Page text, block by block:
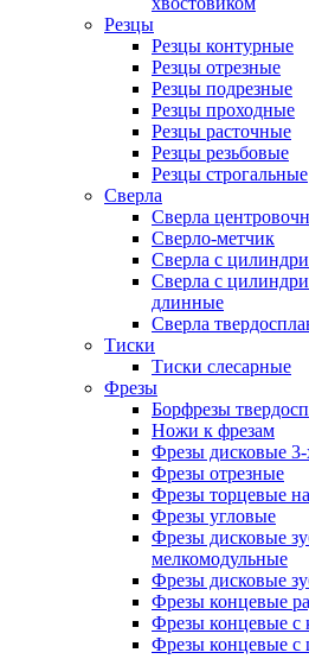
Резцы
Резцы контурные
Резцы отрезные
Резцы подрезные
Резцы проходные
Резцы расточные
Резцы резьбовые
Резцы строгальные
Сверла
Сверла
Сверло-метчик
Сверла с
Сверла с
длинные
Сверла
Тиски
Тиски слесарные
Фрезы
Борфрезы
Ножи к фрезам
Фрезы дисковые
Фрезы отрезные
Фрезы торцевые
Фрезы угловые
Фрезы дисковые
мелкомодульные
Фрезы дисковые
Фрезы концевые
Фрезы концевые с
Фрезы концевые с